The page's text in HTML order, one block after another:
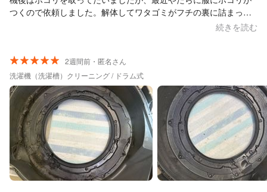
つくので依頼しました。解体してワタゴミがフチの裏に詰まって
るのにはおどろき！少ない方ですとは言われましたが、見えない
した。ただ、一点排水フィルターは掃除していただいたはずなの
に、奥にゴミが残ってたのが残念でした。その他は綺麗に対応し
ていただきました。ありがとうございます。
続きを読む
2週間前・匿名さん
洗濯機（洗濯槽）クリーニング / ドラム式